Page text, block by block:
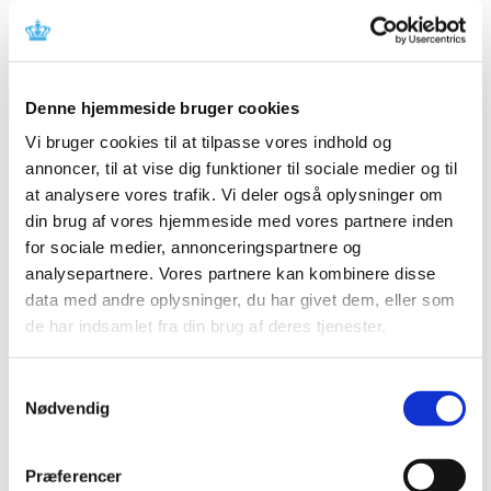
Denne hjemmeside bruger cookies
Vi bruger cookies til at tilpasse vores indhold og
annoncer, til at vise dig funktioner til sociale medier og til
at analysere vores trafik. Vi deler også oplysninger om
din brug af vores hjemmeside med vores partnere inden
for sociale medier, annonceringspartnere og
analysepartnere. Vores partnere kan kombinere disse
data med andre oplysninger, du har givet dem, eller som
de har indsamlet fra din brug af deres tjenester.
Nødvendig
Præferencer
oktober 2017
|20. september 2017
godkendelsesafdeling afgørelsesbreve om
Vagtapoteker og åbningstider pr. 1. januar
2018
|14. september 2017 |
Lægemiddelstyrelsen har afsluttet tildelingen af
vagttjeneste til landets apoteker for vagtordningen,…
Ledig bevilling til Farsø Apotek (Genopslag)
2018. Farsø Apotek er beliggende i postnummer 9640.
Ledig bevilling til Løgstør Apotek (Genopslag)